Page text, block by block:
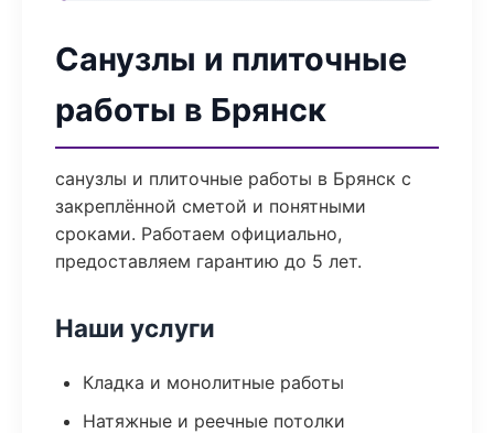
Санузлы и плиточные
работы в Брянск
санузлы и плиточные работы в Брянск с
закреплённой сметой и понятными
сроками. Работаем официально,
предоставляем гарантию до 5 лет.
Наши услуги
Кладка и монолитные работы
Натяжные и реечные потолки